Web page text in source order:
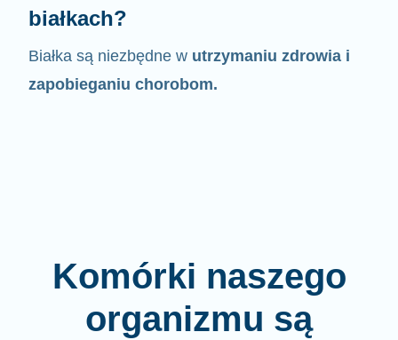
białkach?
Białka są niezbędne w utrzymaniu zdrowia i
zapobieganiu chorobom.
Komórki naszego
organizmu są